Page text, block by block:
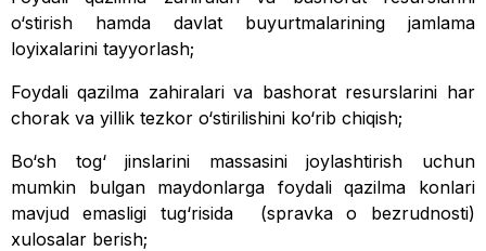
o‘stirish hamda davlat buyurtmalarining jamlama
loyixalarini tayyorlash;
Foydali qazilma zahiralari va bashorat resurslarini har
chorak va yillik tezkor o‘stirilishini ko‘rib chiqish;
Bo‘sh tog‘ jinslarini massasini joylashtirish uchun
mumkin bulgan maydonlarga foydali qazilma konlari
mavjud emasligi tug‘risida (spravka o bezrudnosti)
xulosalar berish;